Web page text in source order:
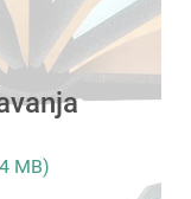
MB)